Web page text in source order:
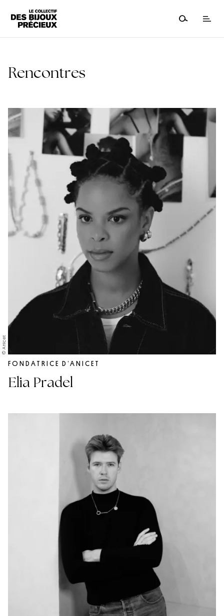
Rencontres
© Anicet
FONDATRICE D’ANICET
Elia Pradel